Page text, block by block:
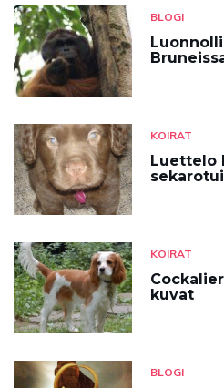
BLOGI
KOIRAT
Luettelo
KOIRAT
kuvat
BLOGI